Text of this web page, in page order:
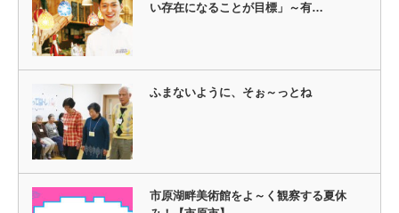
い存在になることが目標」～有…
ふまないように、そぉ～っとね
市原湖畔美術館をよ～く観察する夏休